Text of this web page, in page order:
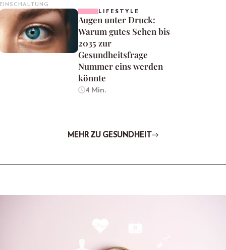
EINSCHALTUNG
LIFESTYLE
Augen unter Druck:
Warum gutes Sehen bis
2035 zur
Gesundheitsfrage
Nummer eins werden
könnte
4 Min.
MEHR ZU GESUNDHEIT